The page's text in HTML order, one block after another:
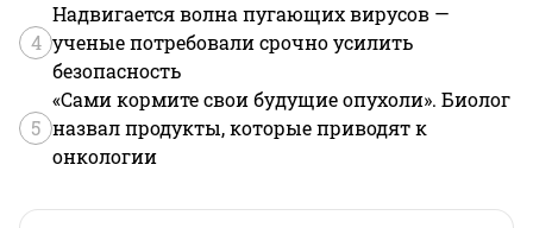
4
Надвигается волна пугающих вирусов —
ученые потребовали срочно усилить
безопасность
5
«Сами кормите свои будущие опухоли». Биолог
назвал продукты, которые приводят к
онкологии